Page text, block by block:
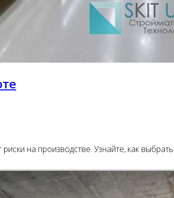
на производстве. Узнайте, как